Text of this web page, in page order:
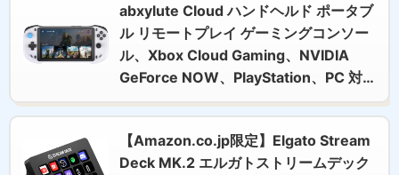
abxylute Cloud ハンドヘルド ポータブ
ル リモートプレイ ゲーミングコンソー
ル、Xbox Cloud Gaming、NVIDIA
GeForce NOW、PlayStation、PC 対
応、長時間バッテリー寿命、7インチ
1080P タッチスクリーン、軽量レトロ
ゲームハンドヘルド - 64G (しろ)
【Amazon.co.jp限定】Elgato Stream
Deck MK.2 エルガトストリームデック